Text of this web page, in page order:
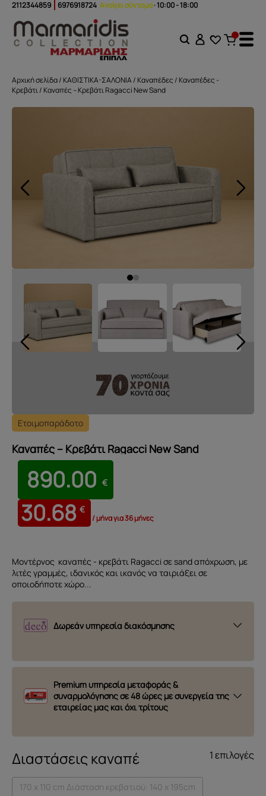
2112344859 6976918724 Ανοίγει σύντομα· 10:00 - 18:00
Αρχική σελίδα/ ΚΑΘΙΣΤΙΚΑ-ΣΑΛΟΝΙΑ/ Καναπέδες / Καναπέδες -
Κρεβάτι/ Καναπές – Κρεβάτι Ragacci New Sand
Ετοιμοπαράδοτο
Καναπές – Κρεβάτι Ragacci New Sand
890.00 €
30.68 €
/ μήνα για 36 μήνες
Μοντέρνος καναπές - κρεβάτι Ragacci σε sand απόχρωση, με
λιτές γραμμές, ιδανικός και ικανός να ταιριάξει σε
οποιοδήποτε χώρο...
Δωρεάν υπηρεσία διακόσμησης
Premium υπηρεσία μεταφοράς &
συναρμολόγησης σε 48 ώρες με συνεργεία της
εταιρείας μας και όχι τρίτους
Διαστάσεις καναπέ 1 επιλογές
170 x 110 cm Διάσταση κρεβατιού: 140 x 195cm